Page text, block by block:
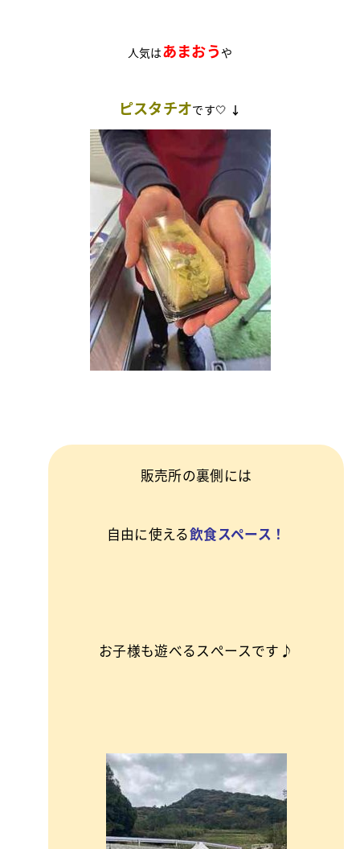
人気はあまおう や
ピスタチオです🤍 ↓
販売所の裏側には
自由に使える飲食スペース！
お子様も遊べるスぺースです♪